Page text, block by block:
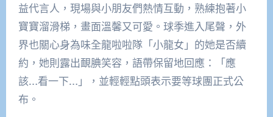
益代言人，現場與小朋友們熱情互動，熟練抱著小
寶寶溜滑梯，畫面溫馨又可愛。球季進入尾聲，外
界也關心身為味全龍啦啦隊「小龍女」的她是否續
約，她則露出靦腆笑容，語帶保留地回應：「應
該…看一下…」，並輕輕點頭表示要等球團正式公
布。